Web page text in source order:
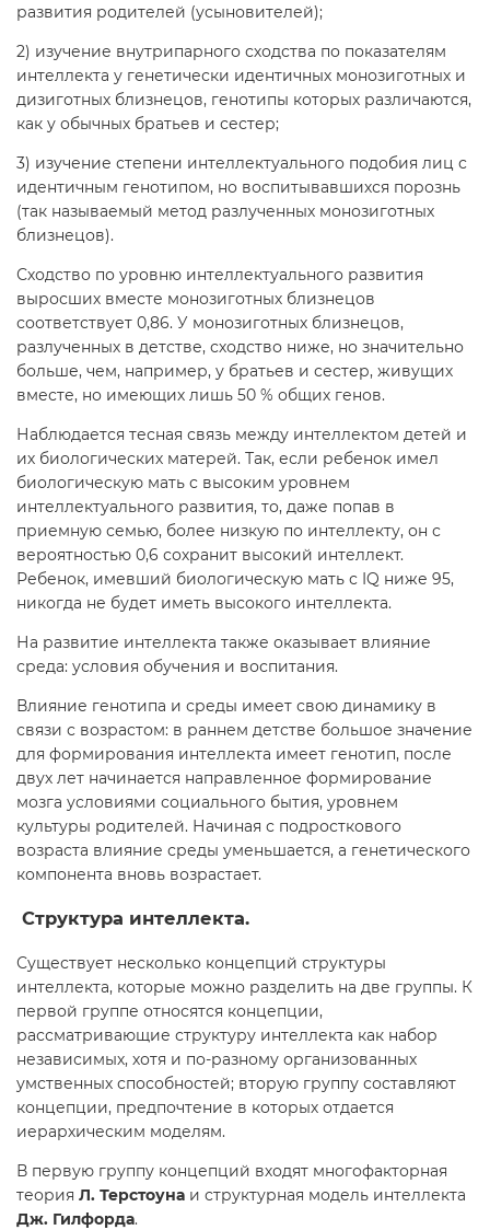
развития родителей (усыновителей);
2) изучение внутрипарного сходства по показателям
интеллекта у генетически идентичных монозиготных и
дизиготных близнецов, генотипы которых различаются,
как у обычных братьев и сестер;
3) изучение степени интеллектуального подобия лиц с
идентичным генотипом, но воспитывавшихся порознь
(так называемый метод разлученных монозиготных
близнецов).
Сходство по уровню интеллектуального развития
выросших вместе монозиготных близнецов
соответствует 0,86. У монозиготных близнецов,
разлученных в детстве, сходство ниже, но значительно
больше, чем, например, у братьев и сестер, живущих
вместе, но имеющих лишь 50 % общих генов.
Наблюдается тесная связь между интеллектом детей и
их биологических матерей. Так, если ребенок имел
биологическую мать с высоким уровнем
интеллектуального развития, то, даже попав в
приемную семью, более низкую по интеллекту, он с
вероятностью 0,6 сохранит высокий интеллект.
Ребенок, имевший биологическую мать с IQ ниже 95,
никогда не будет иметь высокого интеллекта.
На развитие интеллекта также оказывает влияние
среда: условия обучения и воспитания.
Влияние генотипа и среды имеет свою динамику в
связи с возрастом: в раннем детстве большое значение
для формирования интеллекта имеет генотип, после
двух лет начинается направленное формирование
мозга условиями социального бытия, уровнем
культуры родителей. Начиная с подросткового
возраста влияние среды уменьшается, а генетического
компонента вновь возрастает.
Структура интеллекта.
Существует несколько концепций структуры
интеллекта, которые можно разделить на две группы. К
первой группе относятся концепции,
рассматривающие структуру интеллекта как набор
независимых, хотя и по-разному организованных
умственных способностей; вторую группу составляют
концепции, предпочтение в которых отдается
иерархическим моделям.
В первую группу концепций входят многофакторная
теория Л. Терстоуна и структурная модель интеллекта
Дж. Гилфорда.